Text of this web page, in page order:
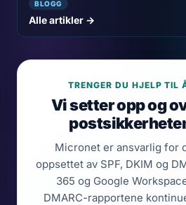
BLOGG
Alle artikler →
TRENGER DU HJELP TIL
Vi setter opp og
Micronet er ansvarlig for
oppsettet av SPF, DKIM og
365 og Google
DMARC-rapportene